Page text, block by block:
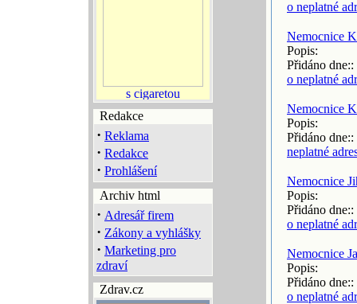
Redakce
· Reklama
· Redakce
· Prohlášení
Archiv html
· Adresář firem
· Zákony a vyhlášky
· Marketing pro
zdraví
Zdrav.cz
o neplatné
Nemocnice
Popis:
Přidáno
o neplatné
Nemocnice
Popis:
Přidáno
neplatné
Nemocnice
Popis:
Přidáno
o neplatné
Nemocnice
Popis:
Přidáno
o neplatné